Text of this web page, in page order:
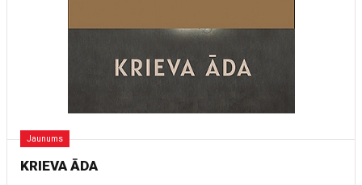
Jaunums
KRIEVA ĀDA